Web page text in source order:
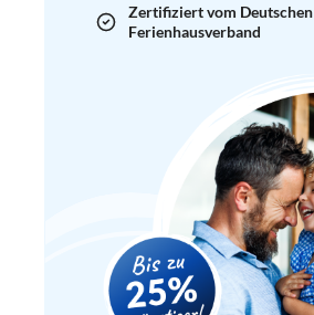
Zertifiziert vom Deutschen
Ferienhausverband